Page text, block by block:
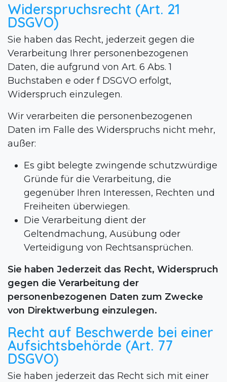
Widerspruchsrecht (Art. 21
DSGVO)
Sie haben das Recht, jederzeit gegen die
Verarbeitung Ihrer personenbezogenen
Daten, die aufgrund von Art. 6 Abs. 1
Buchstaben e oder f DSGVO erfolgt,
Widerspruch einzulegen.
Wir verarbeiten die personenbezogenen
Daten im Falle des Widerspruchs nicht mehr,
außer:
Es gibt belegte zwingende schutzwürdige
Gründe für die Verarbeitung, die
gegenüber Ihren Interessen, Rechten und
Freiheiten überwiegen.
Die Verarbeitung dient der
Geltendmachung, Ausübung oder
Verteidigung von Rechtsansprüchen.
Sie haben Jederzeit das Recht, Widerspruch
gegen die Verarbeitung der
personenbezogenen Daten zum Zwecke
von Direktwerbung einzulegen.
Recht auf Beschwerde bei einer
Aufsichtsbehörde (Art. 77
DSGVO)
Sie haben jederzeit das Recht sich mit einer